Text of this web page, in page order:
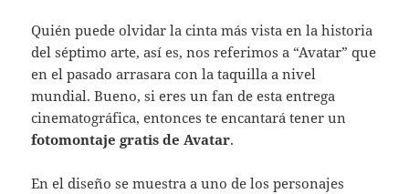
Quién puede olvidar la cinta más vista en la historia
del séptimo arte, así es, nos referimos a “Avatar” que
en el pasado arrasara con la taquilla a nivel
mundial. Bueno, si eres un fan de esta entrega
cinematográfica, entonces te encantará tener un
fotomontaje gratis de Avatar.
En el diseño se muestra a uno de los personajes